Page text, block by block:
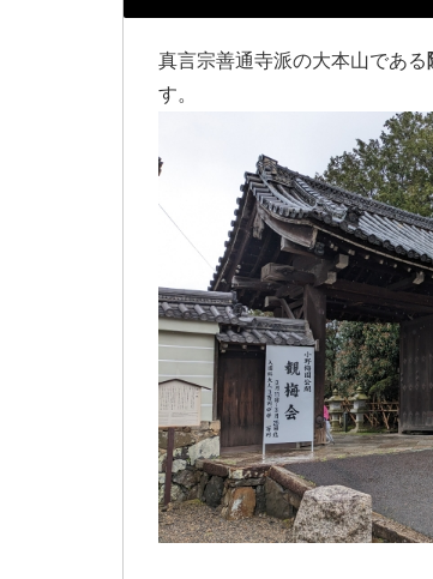
真言宗善通寺派の大本山である
す。